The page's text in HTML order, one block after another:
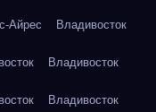
Айрес Владивосток
Владивосток
Владивосток